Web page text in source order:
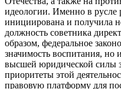
идеологии. Именно в русле
инициирована и получила
должность советника
образом, федеральное
значимость воспитания, но
высшей юридической силы
приоритеты этой
правовую платформу для